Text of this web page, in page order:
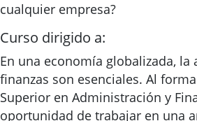
cualquier empresa?
Curso dirigido a:
En una economía globalizada,
finanzas son esenciales. Al
Superior en Administración y
oportunidad de trabajar en una